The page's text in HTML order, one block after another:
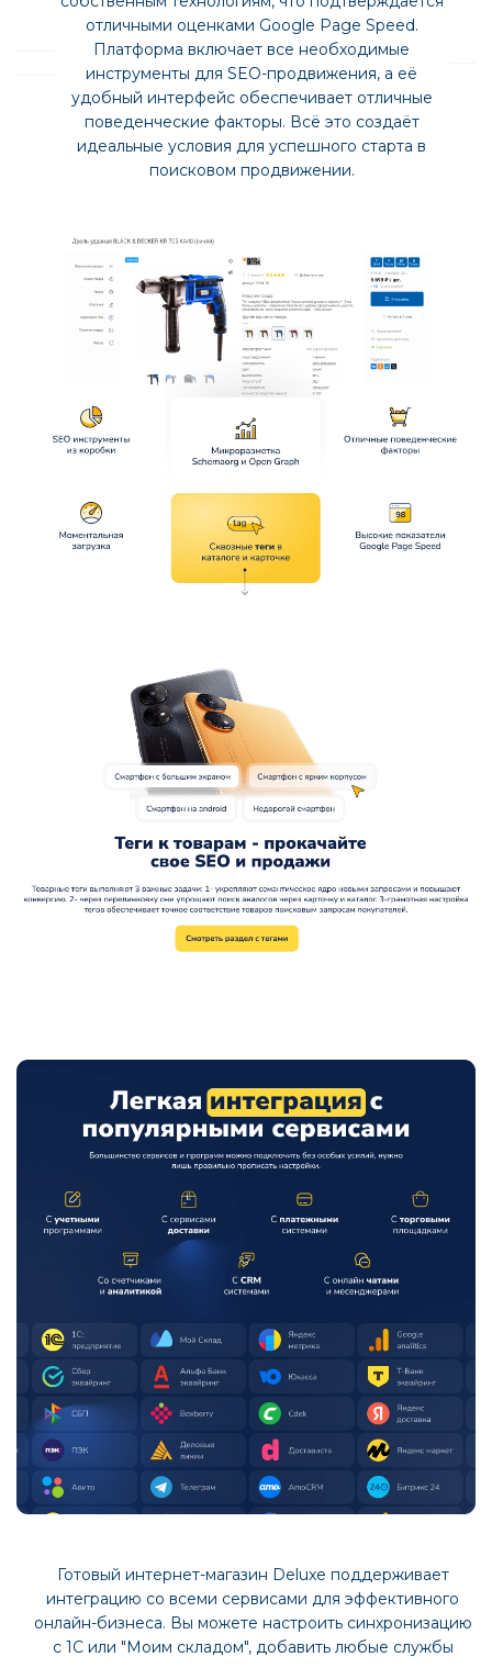
Каждое взаимодействие с магазином продумано
до мелочей: покупатели легко найдут товары
через каталог, бренды, коллекции или поиск с
подсказками и автоисправлением. Умные
фильтры в разделах моментально отсекут
лишнее. В карточке товара есть вся информация,
включая расчёт доставки и перелинковку на
Deluxe демонстрирует высокую скорость работы
благодаря качественной разработке и
собственным технологиям, что подтверждается
Платформа включает все необходимые
инструменты для SEO-продвижения, а её
удобный интерфейс обеспечивает отличные
поведенческие факторы. Всё это создаёт
идеальные условия для успешного старта в
поисковом продвижении.